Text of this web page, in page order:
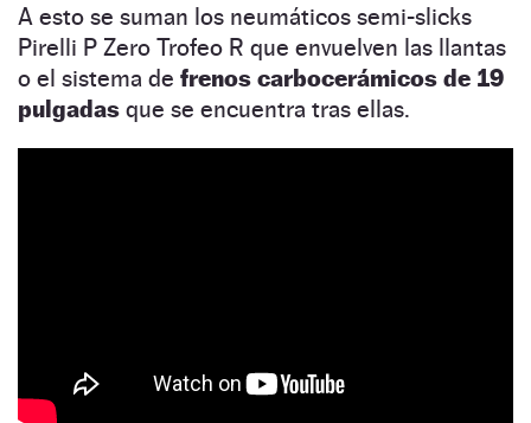
A esto se suman los neumáticos semi-slicks
Pirelli P Zero Trofeo R que envuelven las llantas
o el sistema de frenos carbocerámicos de 19
pulgadas que se encuentra tras ellas.